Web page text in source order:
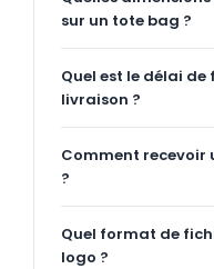
sur un tote bag ?
Quel est le délai
livraison ?
Comment recevoir
?
Quel format de
logo ?